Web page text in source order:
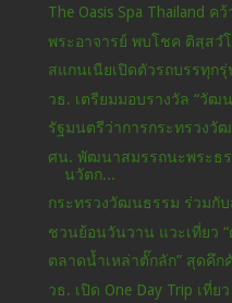
The Oasis Spa Thailand ค
พระอาจารย์ พบโชค ติสฺสวํ
สแกนเนียเปิดตัวรถบรรทุกรุ่
วธ. เตรียมมอบรางวัล “วั
รัฐมนตรีว่าการกระทรวงวั
ศน. พัฒนาสมรรถนะพระธ
นวัตก...
กระทรวงวัฒนธรรม ร่วมกั
ชวนย้อนวันวาน แวะเที่ยว
ตลาดน้ำเหล่าตั๊กลัก” สุดคึก
วธ. เปิด One Day Trip เที่ย